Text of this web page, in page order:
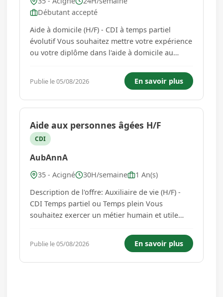
Débutant accepté
Aide à domicile (H/F) - CDI à temps partiel
évolutif Vous souhaitez mettre votre expérience
ou votre diplôme dans l'aide à domicile au
handicap ? L'agence AubAnnA, située à Cesson-
Sévigné, recrute un(e) aide à domicile en CDI à
temps parti...
Publie le 05/08/2026 En savoir plus
Aide aux personnes âgées H/F
CDI
AubAnnA
35 - Acigné 30H/semaine
1 An(s)
Description de l'offre: Auxiliaire de vie (H/F) -
CDI Temps partiel ou Temps plein Vous
souhaitez exercer un métier humain et utile
AubAnnA, située à Cesson-Sévigné, recrute
un(e) auxiliaire de vie en CDI, à temps partiel ou
à temps plein, pour interve...
Publie le 05/08/2026 En savoir plus